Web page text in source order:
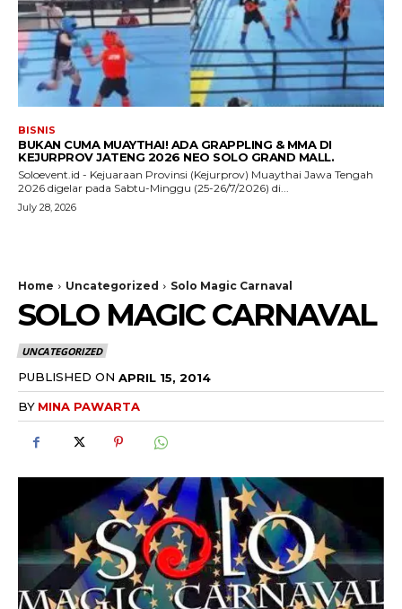
BISNIS
BUKAN CUMA MUAYTHAI! ADA GRAPPLING & MMA DI
KEJURPROV JATENG 2026 NEO SOLO GRAND MALL.
Soloevent.id - Kejuaraan Provinsi (Kejurprov) Muaythai Jawa Tengah
2026 digelar pada Sabtu-Minggu (25-26/7/2026) di...
July 28, 2026